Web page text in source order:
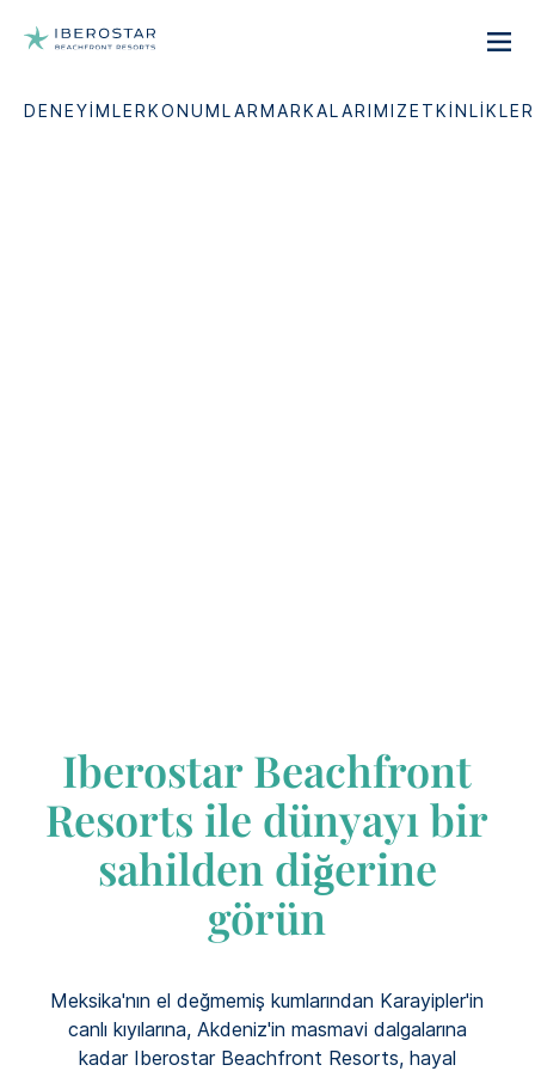
DENEYIMLERKONUMLARMARKALARIMIZETKINLIKLER
Iberostar Beachfront
Resorts ile dünyayı bir
sahilden diğerine
görün
Meksika'nın el değmemiş kumlarından Karayipler'in
canlı kıyılarına, Akdeniz'in masmavi dalgalarına
kadar Iberostar Beachfront Resorts, hayal